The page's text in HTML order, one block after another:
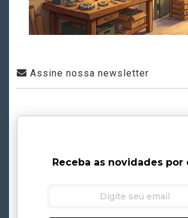
Assine nossa newsletter
Receba as novidades por